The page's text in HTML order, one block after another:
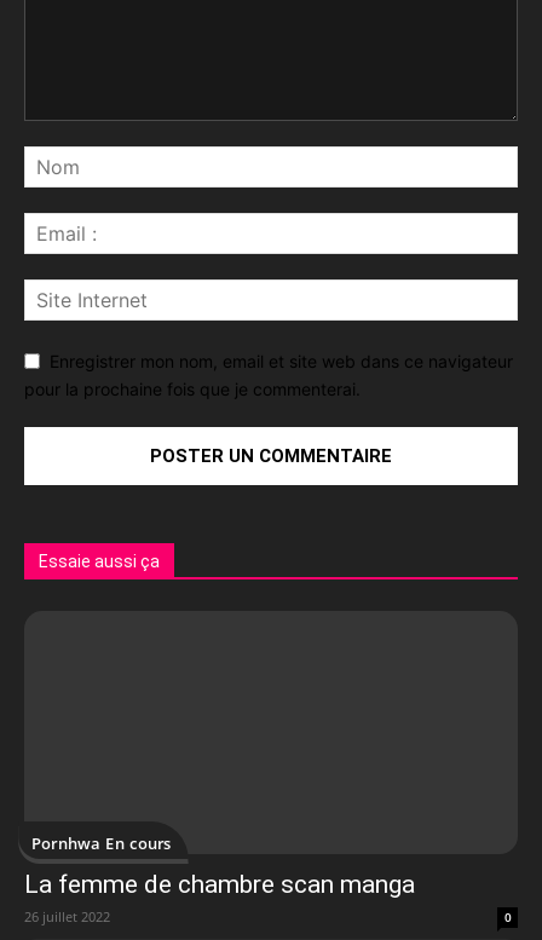
Enregistrer mon nom, email et site web dans ce navigateur
pour la prochaine fois que je commenterai.
Essaie aussi ça
Pornhwa En cours
La femme de chambre scan manga
26 juillet 2022 0